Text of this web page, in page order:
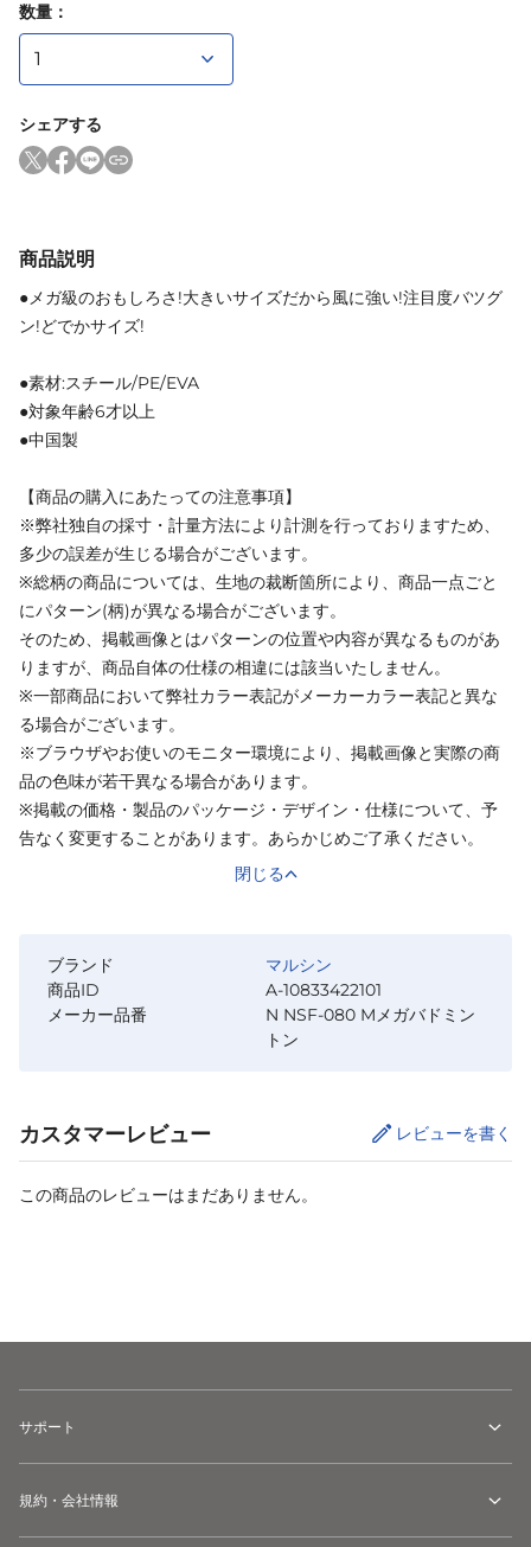
数量：
シェアする
商品説明
●メガ級のおもしろさ!大きいサイズだから風に強い!注目度バツグ
ン!どでかサイズ!
●素材:スチール/PE/EVA
●対象年齢6才以上
●中国製
【商品の購入にあたっての注意事項】
※弊社独自の採寸・計量方法により計測を行っておりますため、
多少の誤差が生じる場合がございます。
※総柄の商品については、生地の裁断箇所により、商品一点ごと
にパターン(柄)が異なる場合がございます。
そのため、掲載画像とはパターンの位置や内容が異なるものがあ
りますが、商品自体の仕様の相違には該当いたしません。
※一部商品において弊社カラー表記がメーカーカラー表記と異な
る場合がございます。
※ブラウザやお使いのモニター環境により、掲載画像と実際の商
品の色味が若干異なる場合があります。
※掲載の価格・製品のパッケージ・デザイン・仕様について、予
告なく変更することがあります。あらかじめご了承ください。
閉じる
ブランド
マルシン
商品ID
A-10833422101
メーカー品番
N NSF-080 Mメガバドミン
トン
カスタマーレビュー レビューを書く
この商品のレビューはまだありません。
サポート
規約・会社情報